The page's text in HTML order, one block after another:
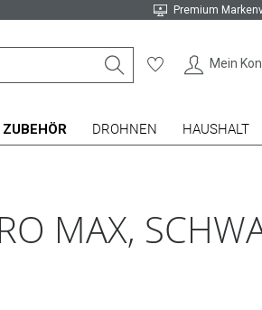
Premium
Mein
ZUBEHÖR DROHNEN HAUSHALT
MAX,